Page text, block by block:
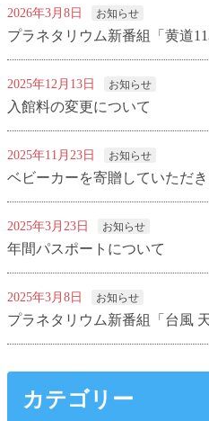
2026年3月8日 お知らせ
プラネタリウム新番組「黄道
2025年12月13日 お知らせ
入館料の変更について
2025年11月23日 お知らせ
ベビーカーを寄贈していただ
2025年3月23日 お知らせ
年間パスポートについて
2025年3月8日 お知らせ
プラネタリウム新番組「台風
カテゴリー